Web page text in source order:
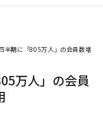
半期に「805万人」の会員数増
万人」の会員